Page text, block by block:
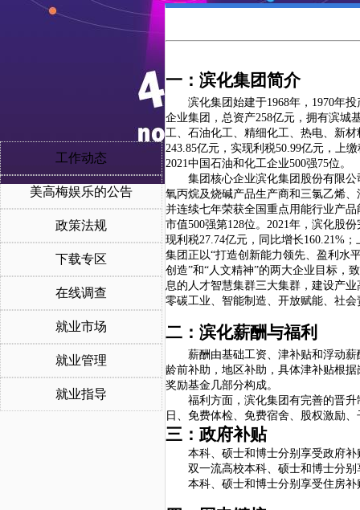
工作动态
美高梅娱乐的公告
政策法规
下载专区
在线调查
就业市场
就业管理
就业指导
一：滨化集团简介
滨化集团始建于1968年，1970年
企业集团，总资产258亿元，拥有滨城
工、石油化工、精细化工、热电、新
243.85亿元，实现利税50.99亿元，上
2021中国石油和化工企业500强75位。
集团核心企业滨化集团股份有限
氧丙烷及烧碱产品生产商和三氯乙烯
并连续七年荣获全国重点用能行业产品
市值500强第128位。2021年，滨化股
现利税27.74亿元，同比增长160.21%
集团正以“打造创新能力领先、盈利水
创造”和“人文精神”的两大企业目标，
息的人才智慧集群三大集群，建设产
零碳工业、智能制造、开放赋能、社
二：滨化薪酬与福利
薪酬由基础工资、津补贴和浮动
龄前补助，地区补助，具体津补贴根
奖励基金几部分构成。
福利方面，滨化集团有完善的晋
日、免费体检、免费宿舍、股权激励
三： 政府补贴
本科、硕士和博士分别享受政府补
双一流高校本科、硕士和博士分
本科、硕士和博士分别享受住房补